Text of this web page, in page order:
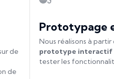
de
de
Prototypage
Nous réalisons à
prototype interactif
tester les